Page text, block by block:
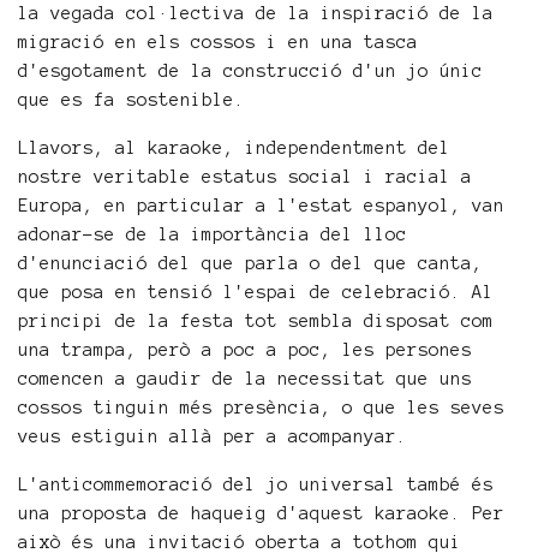
la vegada col·lectiva de la inspiració de la
migració en els cossos i en una tasca
d'esgotament de la construcció d'un jo únic
que es fa sostenible.
Llavors, al karaoke, independentment del
nostre veritable estatus social i racial a
Europa, en particular a l'estat espanyol, van
adonar-se de la importància del lloc
d'enunciació del que parla o del que canta,
que posa en tensió l'espai de celebració. Al
principi de la festa tot sembla disposat com
una trampa, però a poc a poc, les persones
comencen a gaudir de la necessitat que uns
cossos tinguin més presència, o que les seves
veus estiguin allà per a acompanyar.
L'anticommemoració del jo universal també és
una proposta de haqueig d'aquest karaoke. Per
això és una invitació oberta a tothom qui